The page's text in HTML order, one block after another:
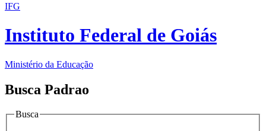
IFG
Instituto Federal de Goiás
Ministério da Educação
Busca Padrao
Busca